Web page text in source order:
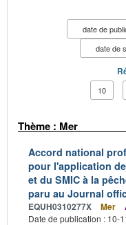
date de
date de
10
Thème : Mer
Accord national
pour l'application
et du SMIC à la
paru au Journal
EQUH0310277X Mer
Date de publication : 10-